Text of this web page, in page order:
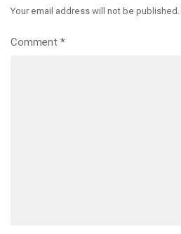
Your email address will not be published.
Comment *